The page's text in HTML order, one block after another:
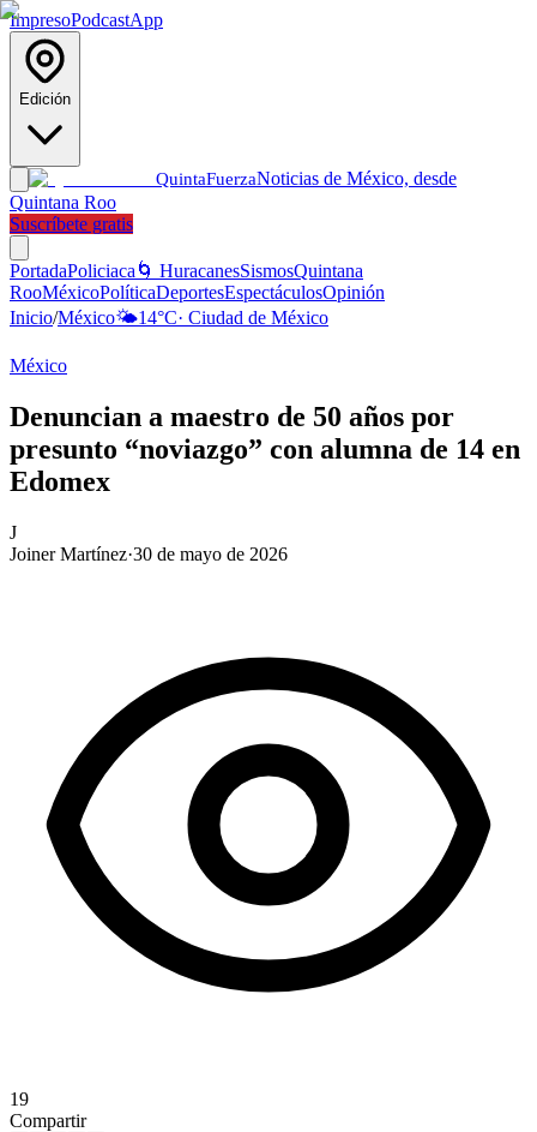
ImpresoPodcastApp
Edición
QuintaFuerzaNoticias de México, desde
Quintana Roo
Suscríbete gratis
PortadaPoliciaca 🌀 HuracanesSismosQuintana
RooMéxicoPolíticaDeportesEspectáculosOpinión
Inicio/México🌤️14°C· Ciudad de México
México
Denuncian a maestro de 50 años por
presunto “noviazgo” con alumna de 14 en
Edomex
J
Joiner Martínez·30 de mayo de 2026
19
Compartir